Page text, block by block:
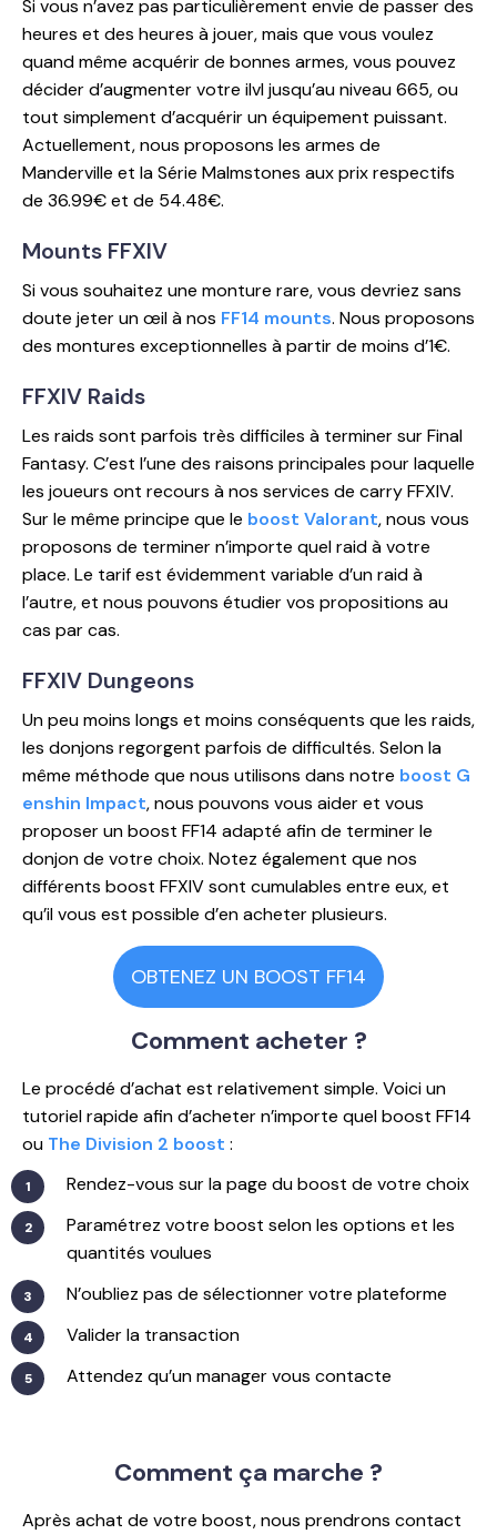
Si vous n’avez pas particulièrement envie de passer des
heures et des heures à jouer, mais que vous voulez
quand même acquérir de bonnes armes, vous pouvez
décider d’augmenter votre ilvl jusqu’au niveau 665, ou
tout simplement d’acquérir un équipement puissant.
Actuellement, nous proposons les armes de
Manderville et la Série Malmstones aux prix respectifs
de 36.99€ et de 54.48€.
Mounts FFXIV
Si vous souhaitez une monture rare, vous devriez sans
doute jeter un œil à nos FF14 mounts. Nous proposons
des montures exceptionnelles à partir de moins d’1€.
FFXIV Raids
Les raids sont parfois très difficiles à terminer sur Final
Fantasy. C’est l’une des raisons principales pour laquelle
les joueurs ont recours à nos services de carry FFXIV.
Sur le même principe que le boost Valorant, nous vous
proposons de terminer n’importe quel raid à votre
place. Le tarif est évidemment variable d’un raid à
l’autre, et nous pouvons étudier vos propositions au
cas par cas.
FFXIV Dungeons
Un peu moins longs et moins conséquents que les raids,
les donjons regorgent parfois de difficultés. Selon la
même méthode que nous utilisons dans notre boost G
enshin Impact, nous pouvons vous aider et vous
proposer un boost FF14 adapté afin de terminer le
donjon de votre choix. Notez également que nos
différents boost FFXIV sont cumulables entre eux, et
qu’il vous est possible d’en acheter plusieurs.
OBTENEZ UN BOOST FF14
Comment acheter ?
Le procédé d’achat est relativement simple. Voici un
tutoriel rapide afin d’acheter n’importe quel boost FF14
ou The Division 2 boost :
Rendez-vous sur la page du boost de votre choix
Paramétrez votre boost selon les options et les
quantités voulues
N’oubliez pas de sélectionner votre plateforme
Valider la transaction
Attendez qu’un manager vous contacte
Comment ça marche ?
Après achat de votre boost, nous prendrons contact